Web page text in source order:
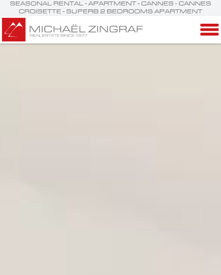
SEASONAL RENTAL - APARTMENT - CANNES - CANNES
CROISETTE - SUPERB 2 BEDROOMS APARTMENT